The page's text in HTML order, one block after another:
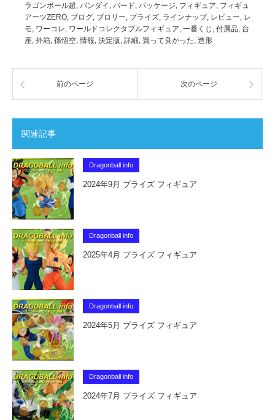
ラゴンボール超, バンダイ , バード, パッケージ, フィギュア, フィギュ
アーツZERO, ブログ, ブロリー, プライズ, ラインナップ, レビュー, レ
モ, ワーコレ, ワールドコレクタブルフィギュア, 一番くじ , 付属品, 台
座, 外箱, 孫悟空,情報, 決定版, 詳細, 買って良かった, 造形
前のページ 次のページ
関連記事
Dragonball info
2024年9月 プライズ フィギュア
Dragonball info
2025年4月 プライズ フィギュア
Dragonball info
2024年5月 プライズ フィギュア
Dragonball info
2024年7月 プライズ フィギュア